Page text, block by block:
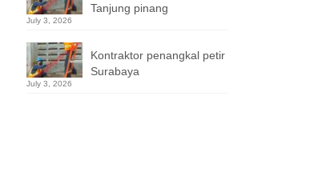
Tanjung pinang
July 3, 2026
Kontraktor penangkal petir
Surabaya
July 3, 2026